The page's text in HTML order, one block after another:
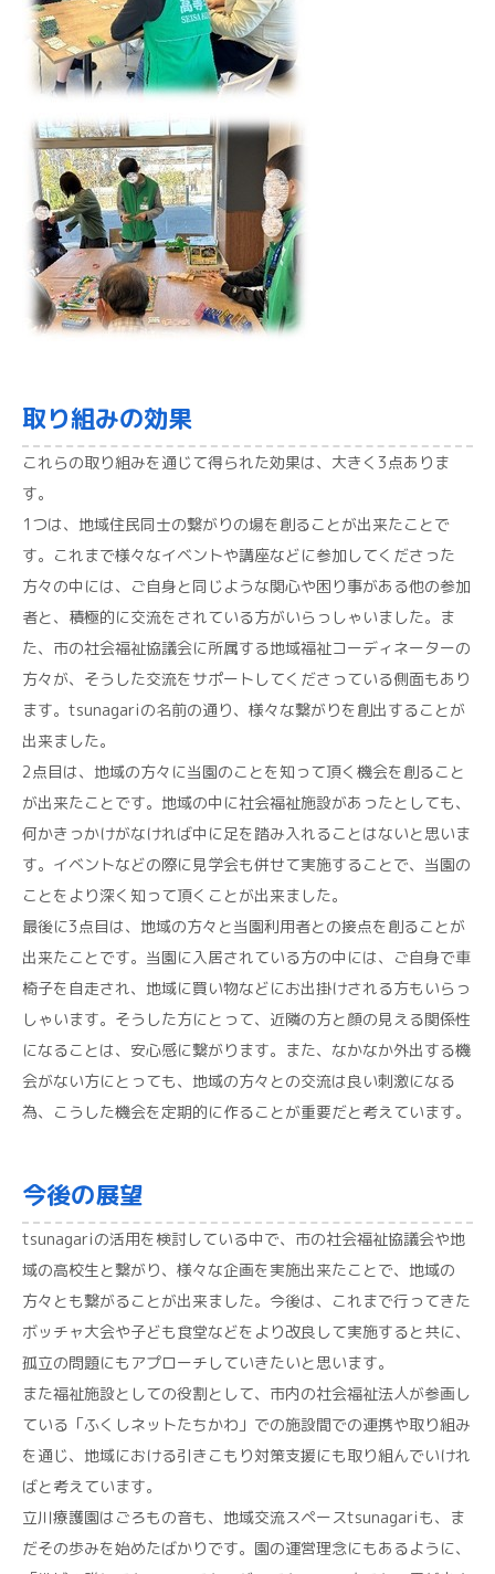
取り組みの効果
これらの取り組みを通じて得られた効果は、大きく3点ありま
す。
1つは、地域住民同士の繋がりの場を創ることが出来たことで
す。これまで様々なイベントや講座などに参加してくださった
方々の中には、ご自身と同じような関心や困り事がある他の参加
者と、積極的に交流をされている方がいらっしゃいました。ま
た、市の社会福祉協議会に所属する地域福祉コーディネーターの
方々が、そうした交流をサポートしてくださっている側面もあり
ます。tsunagariの名前の通り、様々な繋がりを創出することが
出来ました。
2点目は、地域の方々に当園のことを知って頂く機会を創ること
が出来たことです。地域の中に社会福祉施設があったとしても、
何かきっかけがなければ中に足を踏み入れることはないと思いま
す。イベントなどの際に見学会も併せて実施することで、当園の
ことをより深く知って頂くことが出来ました。
最後に3点目は、地域の方々と当園利用者との接点を創ることが
出来たことです。当園に入居されている方の中には、ご自身で車
椅子を自走され、地域に買い物などにお出掛けされる方もいらっ
しゃいます。そうした方にとって、近隣の方と顔の見える関係性
になることは、安心感に繋がります。また、なかなか外出する機
会がない方にとっても、地域の方々との交流は良い刺激になる
為、こうした機会を定期的に作ることが重要だと考えています。
今後の展望
tsunagariの活用を検討している中で、市の社会福祉協議会や地
域の高校生と繋がり、様々な企画を実施出来たことで、地域の
方々とも繋がることが出来ました。今後は、これまで行ってきた
ボッチャ大会や子ども食堂などをより改良して実施すると共に、
孤立の問題にもアプローチしていきたいと思います。
また福祉施設としての役割として、市内の社会福祉法人が参画し
ている「ふくしネットたちかわ」での施設間での連携や取り組み
を通じ、地域における引きこもり対策支援にも取り組んでいけれ
ばと考えています。
立川療護園はごろもの音も、地域交流スペースtsunagariも、ま
だその歩みを始めたばかりです。園の運営理念にもあるように、